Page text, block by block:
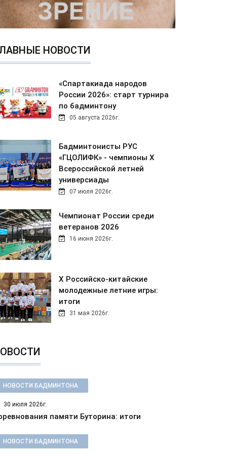
НОВОСТИ
«Спартакиада народов
России 2026»: старт турнира
по бадминтону
05 августа 2026г.
Бадминтонисты РУС
«ГЦОЛИФК» - чемпионы Х
Всероссийской летней
универсиады
07 июля 2026г.
Чемпионат России среди
ветеранов 2026
16 июня 2026г.
Х Российско-китайские
молодежные летние игры:
итоги
31 мая 2026г.
НОВОСТИ БАДМИНТОНА
30 июля 2026г.
памяти Буторина: итоги
НОВОСТИ БАДМИНТОНА